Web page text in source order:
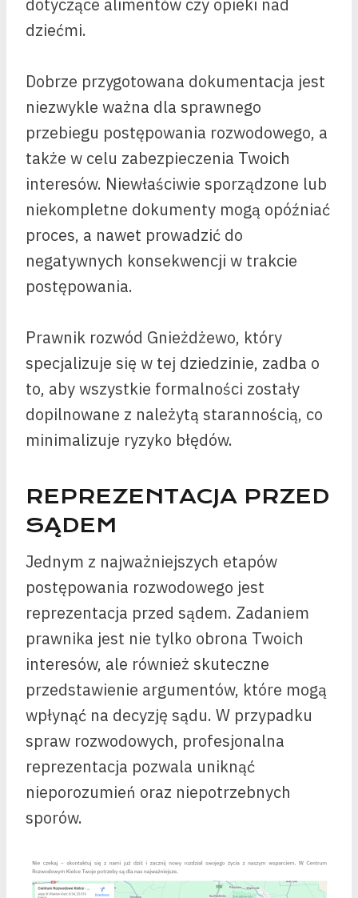
dotyczące alimentów czy opieki nad
dziećmi.
Dobrze przygotowana dokumentacja jest
niezwykle ważna dla sprawnego
przebiegu postępowania rozwodowego, a
także w celu zabezpieczenia Twoich
interesów. Niewłaściwie sporządzone lub
niekompletne dokumenty mogą opóźniać
proces, a nawet prowadzić do
negatywnych konsekwencji w trakcie
postępowania.
Prawnik rozwód Gnieżdżewo, który
specjalizuje się w tej dziedzinie, zadba o
to, aby wszystkie formalności zostały
dopilnowane z należytą starannością, co
minimalizuje ryzyko błędów.
REPREZENTACJA PRZED
SĄDEM
Jednym z najważniejszych etapów
postępowania rozwodowego jest
reprezentacja przed sądem. Zadaniem
prawnika jest nie tylko obrona Twoich
interesów, ale również skuteczne
przedstawienie argumentów, które mogą
wpłynąć na decyzję sądu. W przypadku
spraw rozwodowych, profesjonalna
reprezentacja pozwala uniknąć
nieporozumień oraz niepotrzebnych
sporów.